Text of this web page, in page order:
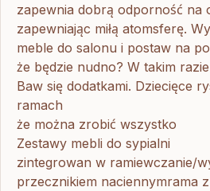
zapewnia dobrą odporność na
zapewniając miłą atomsferę.
meble do salonu i postaw na
że będzie nudno? W takim
Baw się dodatkami. Dziecięce
ramach
że można zrobić wszystko
Zestawy mebli do sypialni
zintegrowan w ramiewczanie/
przecznikiem naciennymrama